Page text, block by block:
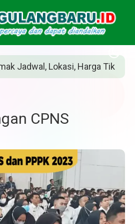
Lokasi, Harga Tiket, dan
CPNS